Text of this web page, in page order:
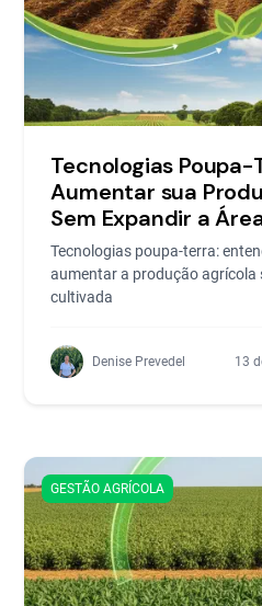
Tecnologias Poupa-
Aumentar sua
Sem Expandir a
Tecnologias poupa-terra:
aumentar a produção agrícola
cultivada
Denise Prevedel 13
GESTÃO AGRÍCOLA